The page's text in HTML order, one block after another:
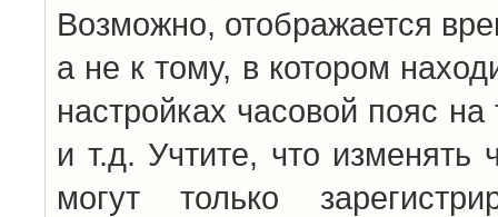
Возможно, отображается
а не к тому, в котором
настройках часовой пояс
и т.д. Учтите, что изменять
могут только